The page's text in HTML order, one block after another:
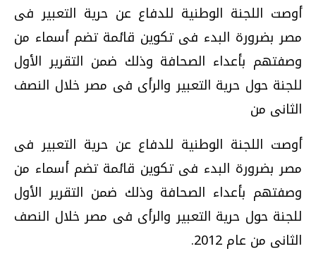
أوصت اللجنة الوطنية للدفاع عن حرية التعبير فى
مصر بضرورة البدء فى تكوين قائمة تضم أسماء من
وصفتهم بأعداء الصحافة وذلك ضمن التقرير الأول
للجنة حول حرية التعبير والرأى فى مصر خلال النصف
الثانى من
أوصت اللجنة الوطنية للدفاع عن حرية التعبير فى
مصر بضرورة البدء فى تكوين قائمة تضم أسماء من
وصفتهم بأعداء الصحافة وذلك ضمن التقرير الأول
للجنة حول حرية التعبير والرأى فى مصر خلال النصف
الثانى من عام 2012.